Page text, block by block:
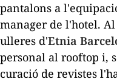
pantalons a
manager de l'hotel. Al
ulleres d'Etnia
personal al rooftop i,
curació de revistes